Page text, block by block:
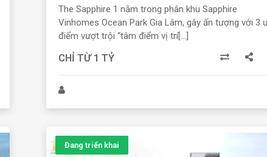
The Sapphire 1 nằm trong phân khu Sapphire
Vinhomes Ocean Park Gia Lâm, gây ấn tượng với 3
điểm vượt trội “tâm điểm vị trí[...]
CHỈ TỪ 1 TỶ
Đang triển khai